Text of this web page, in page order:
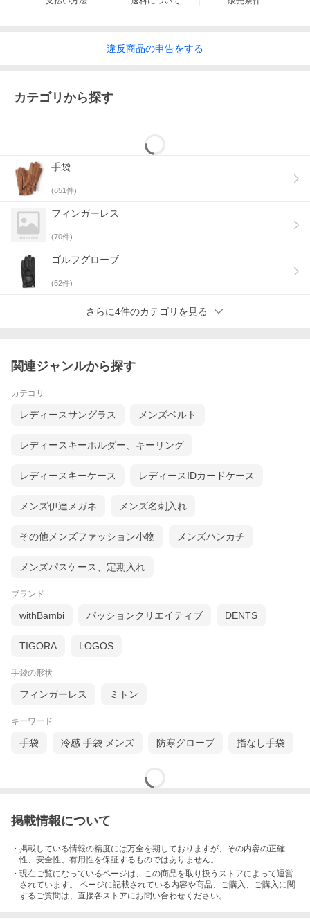
リースとも合わさって非常に暖かな設計となっております。マ
ウンテンパーカー等のアウトドア系統のファッションと特に相
う！
託製造)という事をご存知でしょうか？
日本では香川県を中心にたくさんの革手袋メーカーが存在します
が、その中でもクロダは
国内の革手袋シェア率20％という最大手
生産量も然る事ながら、クロダ製手袋の最大の魅力は品質です。
日本製手袋は、海外の有名ブランド製品をも凌ぐ程の仕上りとな
ミラノで行われた国際見本市MIPELでは国内2社目となるパノラマ
部門大賞を受賞し、日本企業の物作りレベルの高さを世界に発信
しています。
ニット、コットン、化学繊維の手袋について
違反商品の申告をする
カテゴリから探す
手袋
(651件)
フィンガーレス
(70件)
ゴルフグローブ
(52件)
さらに4件のカテゴリを見る
関連ジャンルから探す
カテゴリ
レディースサングラス メンズベルト
レディースキーホルダー、キーリング
レディースキーケース レディースIDカードケース
メンズ伊達メガネ メンズ名刺入れ
その他メンズファッション小物 メンズハンカチ
メンズパスケース、定期入れ
ブランド
withBambi パッションクリエイティブ DENTS
TIGORA LOGOS
手袋の形状
フィンガーレス ミトン
キーワード
手袋 冷感 手袋 メンズ 防寒グローブ 指なし手袋
掲載情報について
・掲載している情報の精度には万全を期しておりますが、その内容の正確
性、安全性、有用性を保証するものではありません。
・現在ご覧になっているページは、この商品を取り扱うストアによって運営
されています。 ページに記載されている内容や商品、ご購入 、ご購入に関
するご質問は、直接各ストアにお問い合わせください。